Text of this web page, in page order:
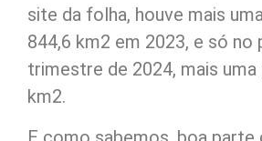
site da folha, houve mais
844,6 km2 em 2023, e só no
trimestre de 2024, mais uma
km2.